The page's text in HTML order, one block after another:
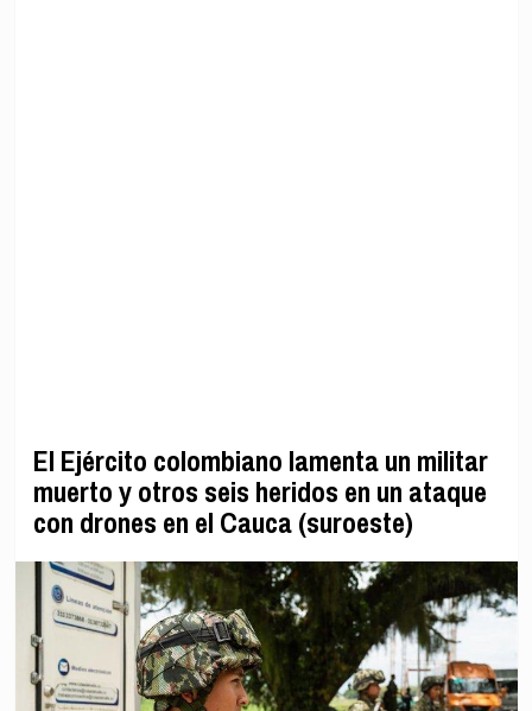
El Ejército colombiano lamenta un militar
muerto y otros seis heridos en un ataque
con drones en el Cauca (suroeste)